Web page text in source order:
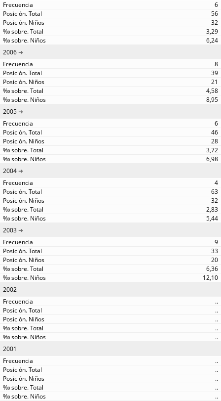
6
56
32
3,29
6,24
2006
8
39
21
4,58
8,95
2005
6
46
28
3,72
6,98
2004
4
63
32
2,83
5,44
2003
9
33
20
6,36
12,10
2002
..
..
..
..
..
2001
..
..
..
..
..